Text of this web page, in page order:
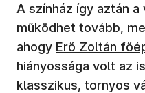
A színház így aztán
működhet tovább,
ahogy (új ablakban
Erő Zoltán
hiányossága volt az
klasszikus, tornyos